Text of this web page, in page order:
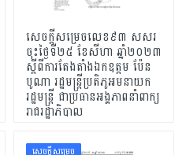
សេចក្តីសម្រេចលេខ៩៣ សសរ
ចុះថ្ងៃទី២៥ ខែសីហា ឆ្នាំ២០២៣
ស្តីពីការតែងតាំងឯកឧត្តម ប៉ែន
បូណា រដ្ឋមន្ត្រីប្រតិភូអមនាយក
រដ្ឋមន្ត្រី ជាប្រធានអង្គភាពនាំពាក្យ
រាជរដ្ឋាភិបាល
សេចក្ដីសម្រេច